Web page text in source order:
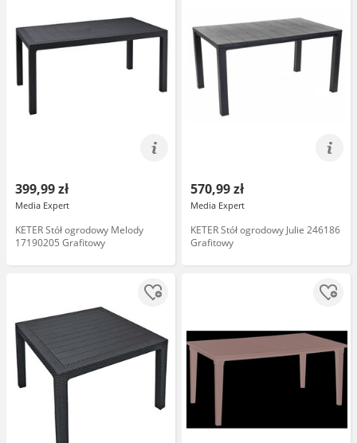
399,99 zł
Media Expert
KETER Stół ogrodowy Melody
17190205 Grafitowy
570,99 zł
Media Expert
KETER Stół ogrodowy Julie 246186
Grafitowy